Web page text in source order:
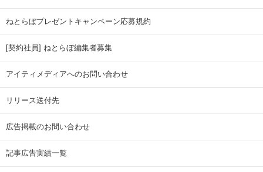
ねとらぼプレゼントキャンペーン応募規約
[契約社員] ねとらぼ編集者募集
アイティメディアへのお問い合わせ
リリース送付先
広告掲載のお問い合わせ
記事広告実績一覧